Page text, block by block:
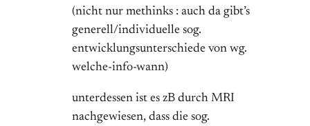
(nicht nur methinks : auch da gibt’s
generell/individuelle sog.
entwicklungsunterschiede von wg.
welche-info-wann)
unterdessen ist es zB durch MRI
nachgewiesen, dass die sog.